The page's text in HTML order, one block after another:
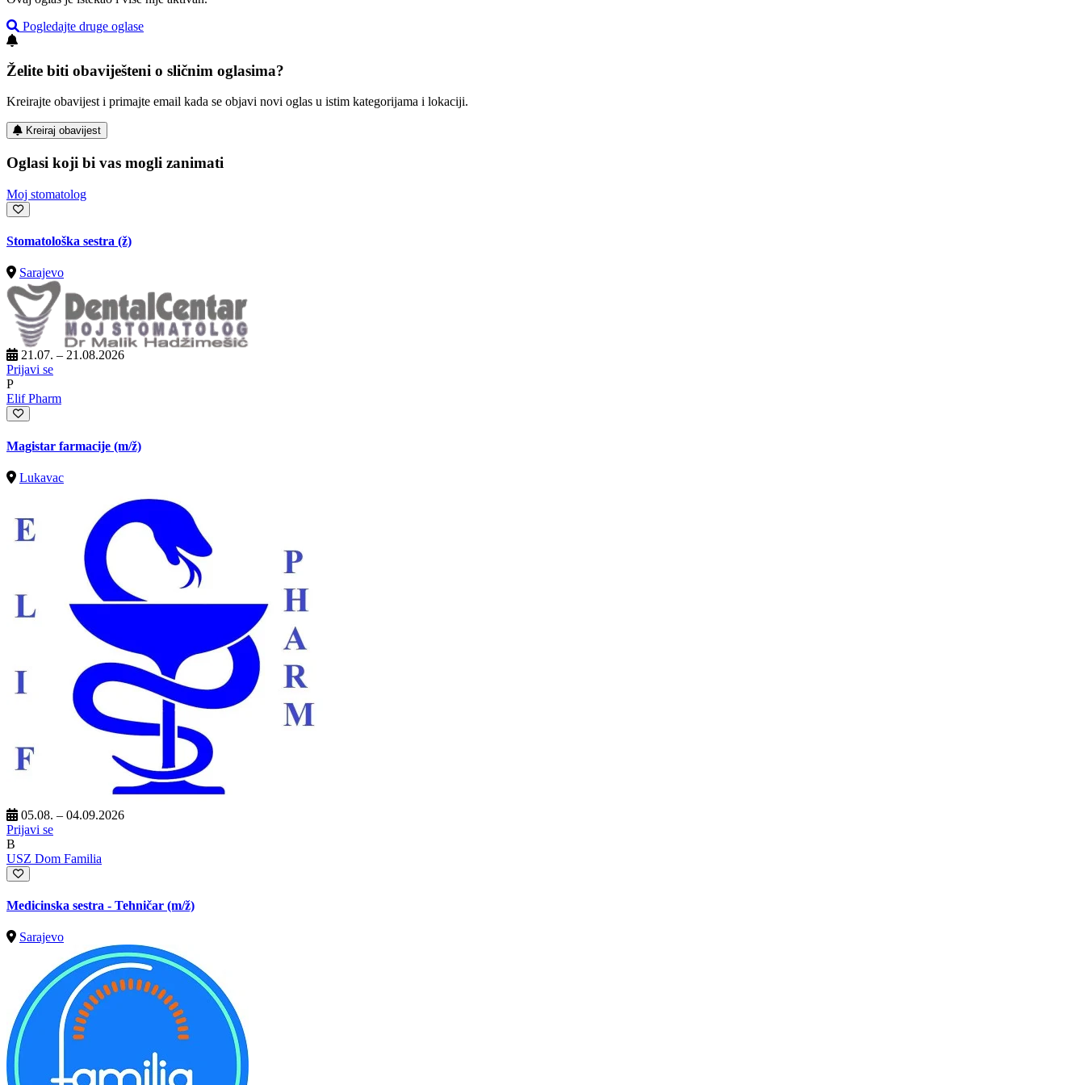
Pogledajte druge oglase
Želite biti obaviješteni o sličnim oglasima?
Kreirajte obavijest i primajte email kada se objavi novi oglas u istim kategorijama i lokaciji.
Kreiraj obavijest
Oglasi koji bi vas mogli zanimati
Moj stomatolog
Stomatološka sestra (ž)
Sarajevo
21.07. – 21.08.2026
Prijavi se
P
Elif Pharm
Magistar farmacije (m/ž)
Lukavac
05.08. – 04.09.2026
Prijavi se
B
USZ Dom Familia
Medicinska sestra - Tehničar (m/ž)
Sarajevo